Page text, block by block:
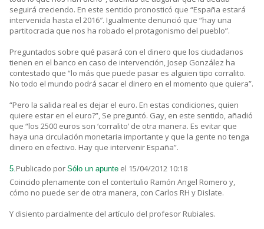
seguirá creciendo. En este sentido pronosticó que “España estará
intervenida hasta el 2016″. Igualmente denunció que “hay una
partitocracia que nos ha robado el protagonismo del pueblo”.
Preguntados sobre qué pasará con el dinero que los ciudadanos
tienen en el banco en caso de intervención, Josep González ha
contestado que “lo más que puede pasar es alguien tipo corralito.
No todo el mundo podrá sacar el dinero en el momento que quiera”.
“Pero la salida real es dejar el euro. En estas condiciones, quien
quiere estar en el euro?”, Se preguntó. Gay, en este sentido, añadió
que “los 2500 euros son ‘corralito’ de otra manera. Es evitar que
haya una circulación monetaria importante y que la gente no tenga
dinero en efectivo. Hay que intervenir España”.
5.Publicado por Sólo un apunte el 15/04/2012 10:18
Coincido plenamente con el contertulio Ramón Angel Romero y,
cómo no puede ser de otra manera, con Carlos RH y Dislate.
Y disiento parcialmente del artículo del profesor Rubiales.